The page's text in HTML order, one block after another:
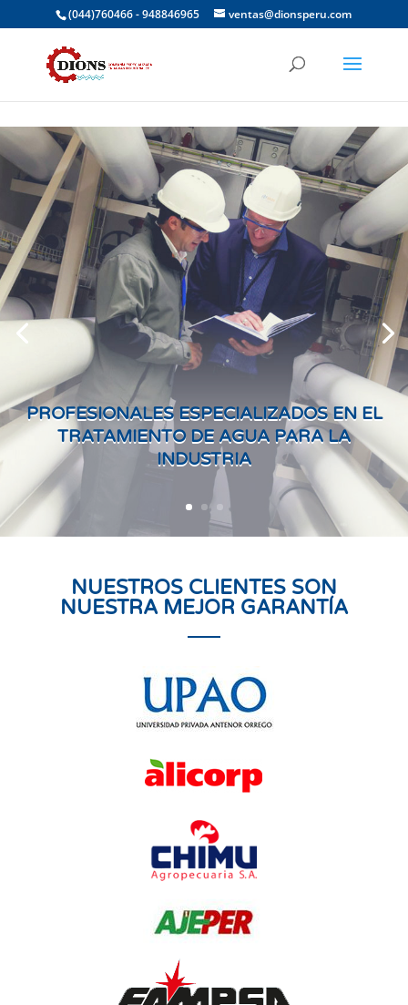
(044)760466 - 948846965 ventas@dionsperu.com
PROFESIONALES ESPECIALIZADOS EN EL
TRATAMIENTO DE AGUA PARA LA
INDUSTRIA
NUESTROS CLIENTES SON
NUESTRA MEJOR GARANTÍA